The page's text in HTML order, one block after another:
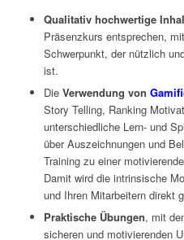
Qualitativ hochwertige
Präsenzkurs entsprechen,
Schwerpunkt, der nützlich
ist.
Die Verwendung von
Story Telling, Ranking
unterschiedliche Lern- und
über Auszeichnungen und
Training zu einer
Damit wird die intrinsische
und Ihren Mitarbeitern direkt
Praktische Übungen, mit
sicheren und motivierenden